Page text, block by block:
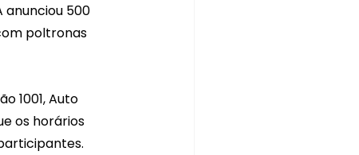
anunciou 500
poltronas
1001, Auto
os horários